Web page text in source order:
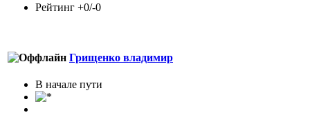
Рейтинг +0/-0
Грищенко владимир
В начале пути